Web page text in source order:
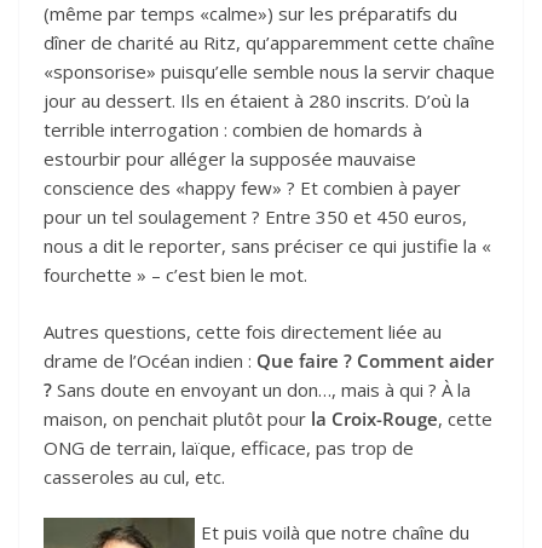
(même par temps «calme») sur les préparatifs du
dîner de charité au Ritz, qu’apparemment cette chaîne
«sponsorise» puisqu’elle semble nous la servir chaque
jour au dessert. Ils en étaient à 280 inscrits. D’où la
terrible interrogation : combien de homards à
estourbir pour alléger la supposée mauvaise
conscience des «happy few» ? Et combien à payer
pour un tel soulagement ? Entre 350 et 450 euros,
nous a dit le reporter, sans préciser ce qui justifie la «
fourchette » – c’est bien le mot.
Autres questions, cette fois directement liée au
drame de l’Océan indien : Que faire ? Comment aider
? Sans doute en envoyant un don…, mais à qui ? À la
maison, on penchait plutôt pour la Croix-Rouge, cette
ONG de terrain, laïque, efficace, pas trop de
casseroles au cul, etc.
Et puis voilà que notre chaîne du